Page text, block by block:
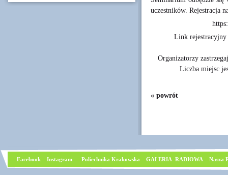
uczestników. Rejestracja
Link rejestracyjny
Organizatorzy
Liczba miejsc
« powrót
Facebook Instagram Poliechnika Krakowska GALERIA RADIOWA Nasza